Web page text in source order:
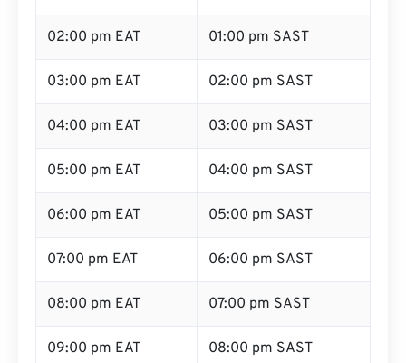
02:00 pm EAT 01:00 pm SAST
03:00 pm EAT 02:00 pm SAST
04:00 pm EAT 03:00 pm SAST
05:00 pm EAT 04:00 pm SAST
06:00 pm EAT 05:00 pm SAST
07:00 pm EAT 06:00 pm SAST
08:00 pm EAT 07:00 pm SAST
09:00 pm EAT 08:00 pm SAST